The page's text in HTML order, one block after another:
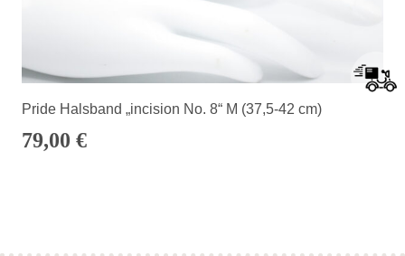
Pride Halsband „incision No. 8“ M (37,5-42 cm)
79,00 €